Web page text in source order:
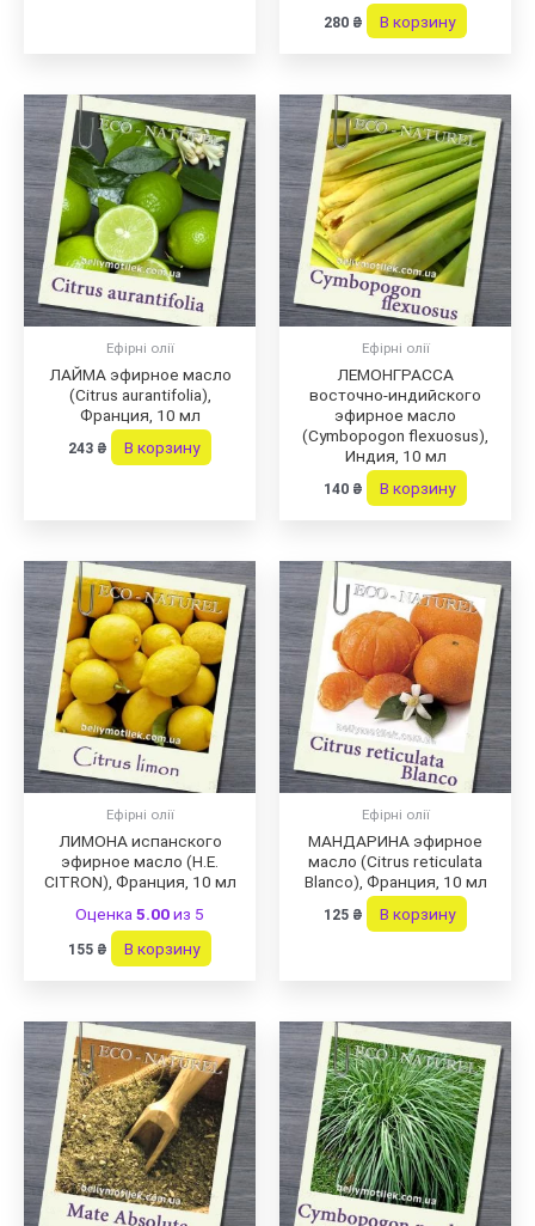
280 ₴ В корзину
Ефірні олії
ЛАЙМА эфирное масло
(Citrus aurantifolia),
Франция, 10 мл
243 ₴ В корзину
Ефірні олії
ЛЕМОНГРАССА
восточно-индийского
эфирное масло
(Cymbopogon flexuosus),
Индия, 10 мл
140 ₴ В корзину
Ефірні олії
ЛИМОНА испанского
эфирное масло (H.E.
CITRON), Франция, 10 мл
Оценка 5.00из 5
155 ₴ В корзину
Ефірні олії
МАНДАРИНА эфирное
масло (Citrus reticulata
Blanco), Франция, 10 мл
125 ₴ В корзину